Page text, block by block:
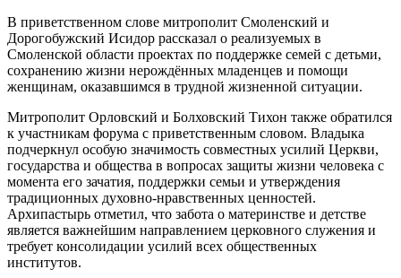
В приветственном слове митрополит Смоленский и
Дорогобужский Исидор рассказал о реализуемых в
Смоленской области проектах по поддержке семей с детьми,
сохранению жизни нерождённых младенцев и помощи
женщинам, оказавшимся в трудной жизненной ситуации.
Митрополит Орловский и Болховский Тихон также обратился
к участникам форума с приветственным словом. Владыка
подчеркнул особую значимость совместных усилий Церкви,
государства и общества в вопросах защиты жизни человека с
момента его зачатия, поддержки семьи и утверждения
традиционных духовно-нравственных ценностей.
Архипастырь отметил, что забота о материнстве и детстве
является важнейшим направлением церковного служения и
требует консолидации усилий всех общественных
институтов.